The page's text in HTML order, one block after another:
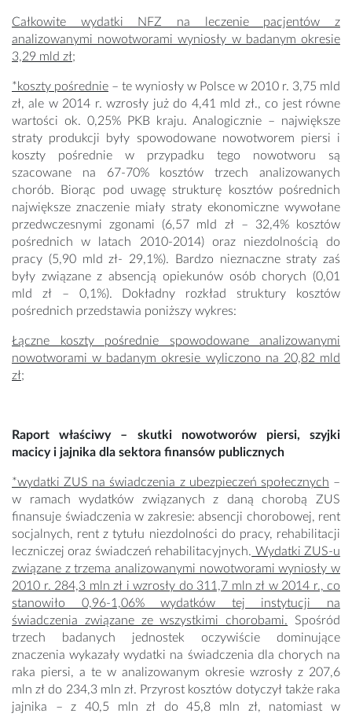
Całkowite wydatki NFZ na leczenie pacjentów z
analizowanymi nowotworami wyniosły w badanym okresie
3,29 mld zł;
*koszty pośrednie – te wyniosły w Polsce w 2010 r. 3,75 mld
zł, ale w 2014 r. wzrosły już do 4,41 mld zł., co jest równe
wartości ok. 0,25% PKB kraju. Analogicznie – największe
straty produkcji były spowodowane nowotworem piersi i
koszty pośrednie w przypadku tego nowotworu są
szacowane na 67-70% kosztów trzech analizowanych
chorób. Biorąc pod uwagę strukturę kosztów pośrednich
największe znaczenie miały straty ekonomiczne wywołane
przedwczesnymi zgonami (6,57 mld zł – 32,4% kosztów
pośrednich w latach 2010-2014) oraz niezdolnością do
pracy (5,90 mld zł- 29,1%). Bardzo nieznaczne straty zaś
były związane z absencją opiekunów osób chorych (0,01
mld zł – 0,1%). Dokładny rozkład struktury kosztów
pośrednich przedstawia poniższy wykres:
Łączne koszty pośrednie spowodowane analizowanymi
nowotworami w badanym okresie wyliczono na 20,82 mld
zł;
Raport właściwy – skutki nowotworów piersi, szyjki
macicy i jajnika dla sektora finansów publicznych
*wydatki ZUS na świadczenia z ubezpieczeń społecznych –
w ramach wydatków związanych z daną chorobą ZUS
finansuje świadczenia w zakresie: absencji chorobowej, rent
socjalnych, rent z tytułu niezdolności do pracy, rehabilitacji
leczniczej oraz świadczeń rehabilitacyjnych. Wydatki ZUS-u
związane z trzema analizowanymi nowotworami wyniosły w
2010 r. 284,3 mln zł i wzrosły do 311,7 mln zł w 2014 r., co
stanowiło 0,96-1,06% wydatków tej instytucji na
świadczenia związane ze wszystkimi chorobami. Spośród
trzech badanych jednostek oczywiście dominujące
znaczenia wykazały wydatki na świadczenia dla chorych na
raka piersi, a te w analizowanym okresie wzrosły z 207,6
mln zł do 234,3 mln zł. Przyrost kosztów dotyczył także raka
jajnika – z 40,5 mln zł do 45,8 mln zł, natomiast w